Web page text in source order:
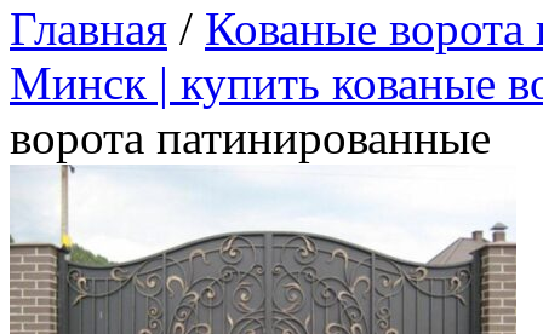
Главная / Кованые ворота
Минск | купить кованые
ворота патинированные